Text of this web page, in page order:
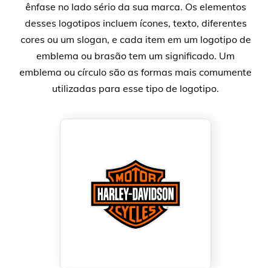
ênfase no lado sério da sua marca. Os elementos
desses logotipos incluem ícones, texto, diferentes
cores ou um slogan, e cada item em um logotipo de
emblema ou brasão tem um significado. Um
emblema ou círculo são as formas mais comumente
utilizadas para esse tipo de logotipo.